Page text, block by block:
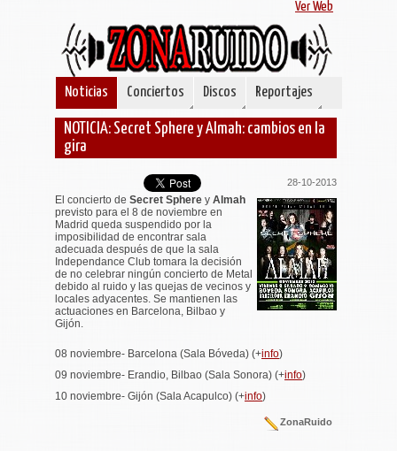
Ver Web
Noticias Conciertos Discos Reportajes
NOTICIA: Secret Sphere y Almah: cambios en la
gira
28-10-2013
El concierto de Secret Sphere y Almah
previsto para el 8 de noviembre en
Madrid queda suspendido por la
imposibilidad de encontrar sala
adecuada después de que la sala
Independance Club tomara la decisión
de no celebrar ningún concierto de Metal
debido al ruido y las quejas de vecinos y
locales adyacentes. Se mantienen las
actuaciones en Barcelona, Bilbao y
Gijón.
08 noviembre- Barcelona (Sala Bóveda) (+info)
09 noviembre- Erandio, Bilbao (Sala Sonora) (+info)
10 noviembre- Gijón (Sala Acapulco) (+info)
ZonaRuido